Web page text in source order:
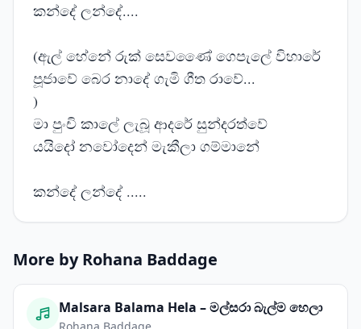
කන්දේ ලන්දේ....
(ඇල් හේනේ රුක් සෙවණෛ් ගෙපැලේ විහාරේ
පූජාවේ බෙර නාදේ ගැමි ගීත රාවේ...
)
මා පුංචි කාලේ ලැබූ ආදරේ සුන්දරත්වේ
යයිදෝ නවෝදෙන් මැකීලා ගම්මානේ
කන්දේ ලන්දේ .....
More by Rohana Baddage
Malsara Balama Hela – මල්සරා බැල්ම හෙලා